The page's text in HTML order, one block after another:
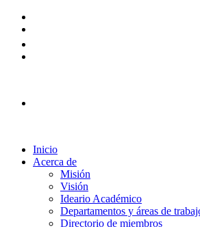
Inicio
Acerca de
Misión
Visión
Ideario Académico
Departamentos y áreas de
Directorio de miembros